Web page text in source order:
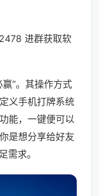
进群获取软
”。其操作方式
义手机打牌系统
能，一键便可以
是想分享给好友
需求。